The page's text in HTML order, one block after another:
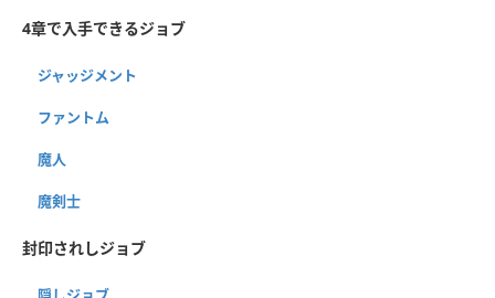
4章で入手できるジョブ
ジャッジメント
ファントム
魔人
魔剣士
封印されしジョブ